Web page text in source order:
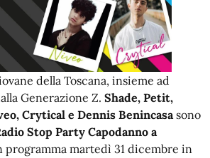
della Toscana, insieme ad
Generazione Z. Shade, Petit,
Crytical e Dennis Benincasasono
Stop Party Capodanno a
programma martedì 31 dicembre in